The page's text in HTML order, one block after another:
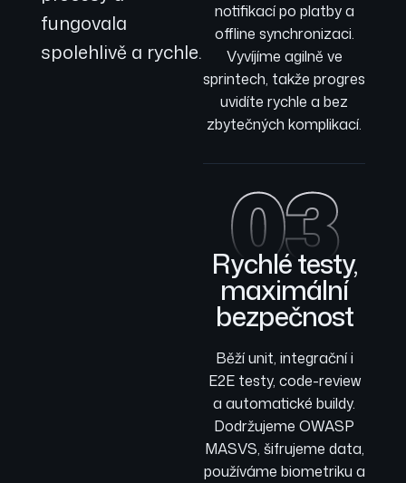
fungovala
spolehlivě a rychle.
notifikací po platby a
offline synchronizaci.
Vyvíjíme agilně ve
sprintech, takže progres
uvidíte rychle a bez
zbytečných komplikací.
03
Rychlé testy,
maximální
bezpečnost
Běží unit, integrační i
E2E testy, code-review
a automatické buildy.
Dodržujeme OWASP
MASVS, šifrujeme data,
používáme biometriku a